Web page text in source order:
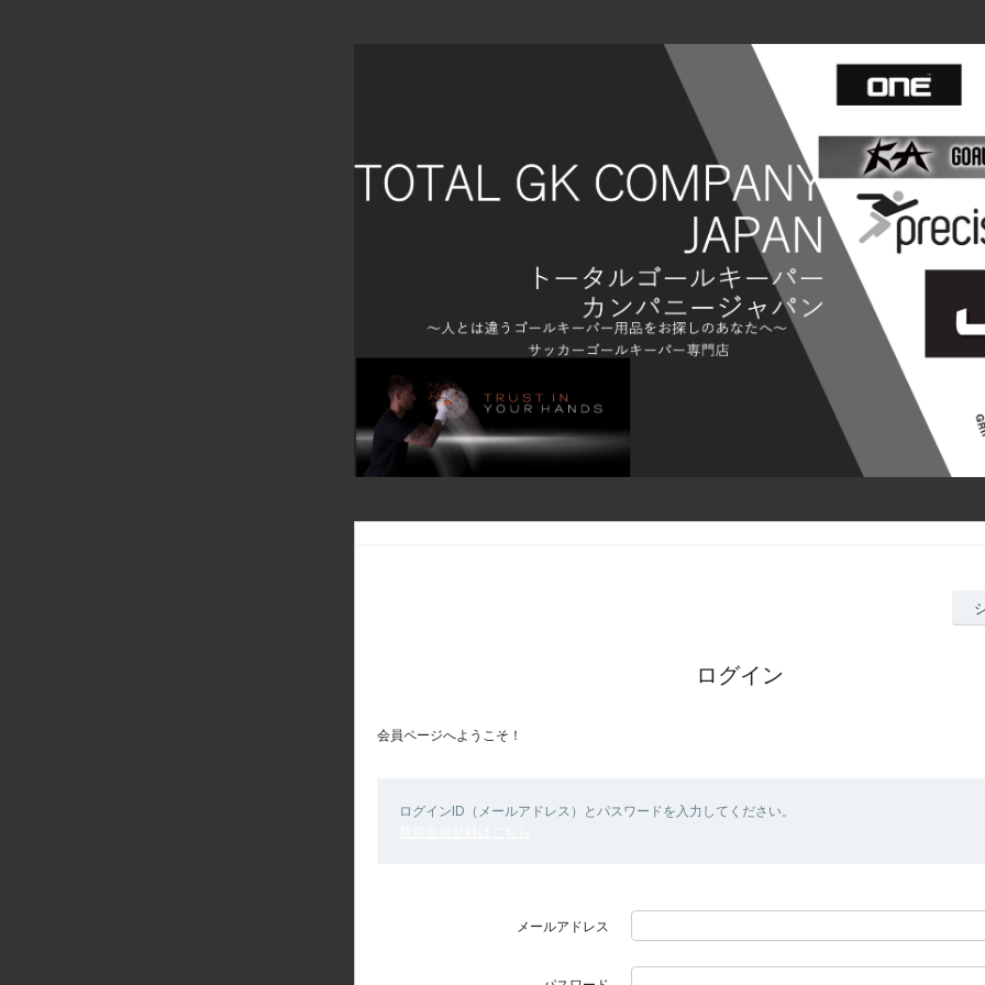
ログイン
会員ページへようこそ！
ログインID（メールアドレス）とパスワードを入力してください。
メールアドレス